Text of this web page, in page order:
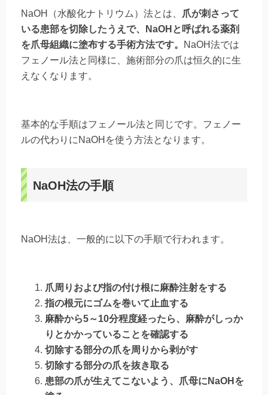
NaOH（水酸化ナトリウム）法とは、
爪が刺さって
いる患部を切除したうえで、NaOHと呼ばれる薬剤
を爪母組織に塗布する手術方法です。
NaOH法では
フェノール法と同様に、施術部分の爪は恒久的に生
えなくなります。
基本的な手順はフェノール法と同じです。フェノー
ルの代わりにNaOHを使う方法となります。
NaOH法の手順
NaOH法は、一般的に以下の手順で行われます。
爪周りおよび指の付け根に麻酔注射をする
指の根元にゴムを巻いて止血する
麻酔から5～10分程度経ったら、麻酔がしっか
りとかかっていることを確認する
切除する部分の爪を周りから剥がす
切除する部分の爪を抜き取る
患部の爪が生えてこないよう、爪母にNaOHを